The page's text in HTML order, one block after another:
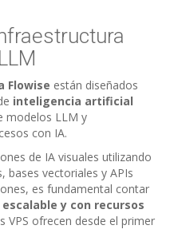
Flowise están diseñados
inteligencia artificial
modelos LLM y
con IA.
de IA visuales utilizando
bases vectoriales y APIs
es fundamental contar
y con recursos
VPS ofrecen desde el primer